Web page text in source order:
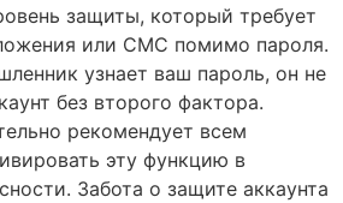
защиты, который требует
или СМС помимо пароля.
узнает ваш пароль, он не
без второго фактора.
рекомендует всем
эту функцию в
Забота о защите аккаунта